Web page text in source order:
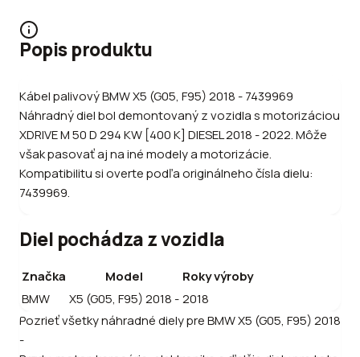
Popis produktu
Kábel palivový BMW X5 (G05, F95) 2018 - 7439969
Náhradný diel bol demontovaný z vozidla s motorizáciou
XDRIVE M 50 D 294 KW [400 K] DIESEL 2018 - 2022. Môže
však pasovať aj na iné modely a motorizácie.
Kompatibilitu si overte podľa originálneho čísla dielu:
7439969.
Diel pochádza z vozidla
Značka Model
Roky výroby
BMW
X5 (G05, F95) 2018 -2018
Pozrieť všetky náhradné diely preBMWX5 (G05, F95) 2018
-